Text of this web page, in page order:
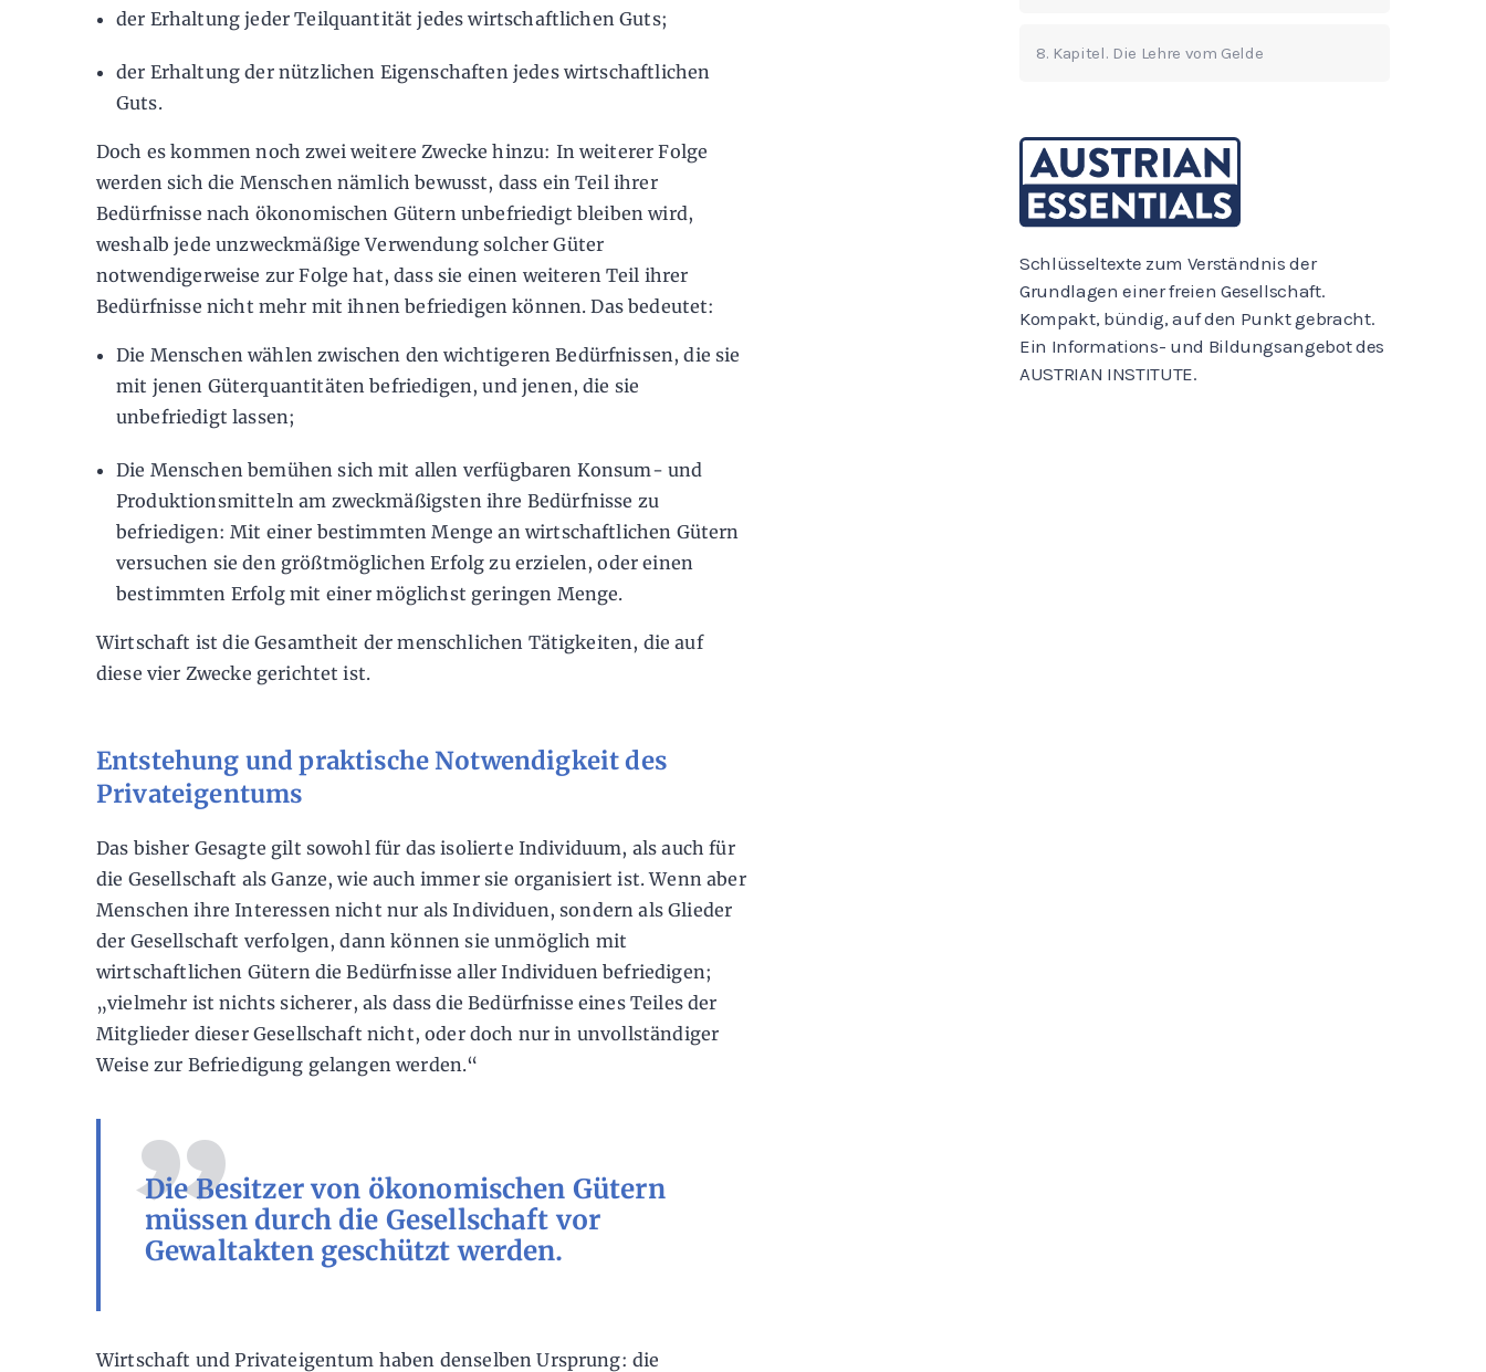
der Erhaltung jeder Teilquantität jedes wirtschaftlichen Guts;
der Erhaltung der nützlichen Eigenschaften jedes wirtschaftlichen
Guts.
Doch es kommen noch zwei weitere Zwecke hinzu: In weiterer Folge
werden sich die Menschen nämlich bewusst, dass ein Teil ihrer
Bedürfnisse nach ökonomischen Gütern unbefriedigt bleiben wird,
weshalb jede unzweckmäßige Verwendung solcher Güter
notwendigerweise zur Folge hat, dass sie einen weiteren Teil ihrer
Bedürfnisse nicht mehr mit ihnen befriedigen können. Das bedeutet:
Die Menschen wählen zwischen den wichtigeren Bedürfnissen, die sie
mit jenen Güterquantitäten befriedigen, und jenen, die sie
unbefriedigt lassen;
Die Menschen bemühen sich mit allen verfügbaren Konsum- und
Produktionsmitteln am zweckmäßigsten ihre Bedürfnisse zu
befriedigen: Mit einer bestimmten Menge an wirtschaftlichen Gütern
versuchen sie den größtmöglichen Erfolg zu erzielen, oder einen
bestimmten Erfolg mit einer möglichst geringen Menge.
Wirtschaft ist die Gesamtheit der menschlichen Tätigkeiten, die auf
diese vier Zwecke gerichtet ist.
Entstehung und praktische Notwendigkeit des
Privateigentums
Das bisher Gesagte gilt sowohl für das isolierte Individuum, als auch für
die Gesellschaft als Ganze, wie auch immer sie organisiert ist. Wenn aber
Menschen ihre Interessen nicht nur als Individuen, sondern als Glieder
der Gesellschaft verfolgen, dann können sie unmöglich mit
wirtschaftlichen Gütern die Bedürfnisse aller Individuen befriedigen;
„vielmehr ist nichts sicherer, als dass die Bedürfnisse eines Teiles der
Mitglieder dieser Gesellschaft nicht, oder doch nur in unvollständiger
Weise zur Befriedigung gelangen werden.“
Die Besitzer von ökonomischen Gütern
müssen durch die Gesellschaft vor
Gewaltakten geschützt werden.
Wirtschaft und Privateigentum haben denselben Ursprung: die
8. Kapitel. Die Lehre vom Gelde
Schlüsseltexte zum Verständnis der
Grundlagen einer freien Gesellschaft.
Kompakt, bündig, auf den Punkt gebracht.
Ein Informations- und Bildungsangebot des
AUSTRIAN INSTITUTE.